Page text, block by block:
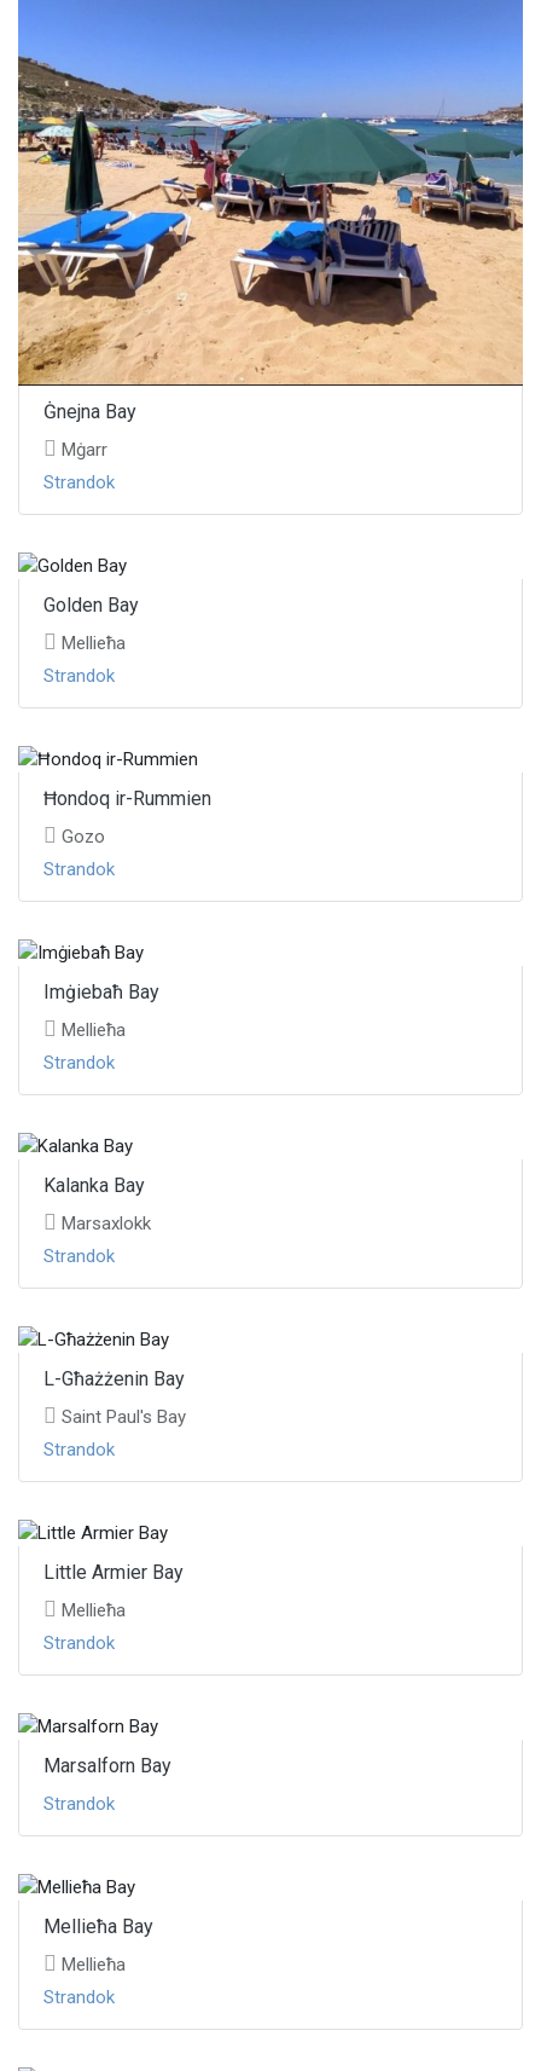
Ġnejna Bay
Mġarr
Strandok
Golden Bay
Mellieħa
Strandok
Ħondoq ir-Rummien
Gozo
Strandok
Imġiebaħ Bay
Mellieħa
Strandok
Kalanka Bay
Marsaxlokk
Strandok
L-Għażżenin Bay
Saint Paul's Bay
Strandok
Little Armier Bay
Mellieħa
Strandok
Marsalforn Bay
Strandok
Mellieħa Bay
Mellieħa
Strandok